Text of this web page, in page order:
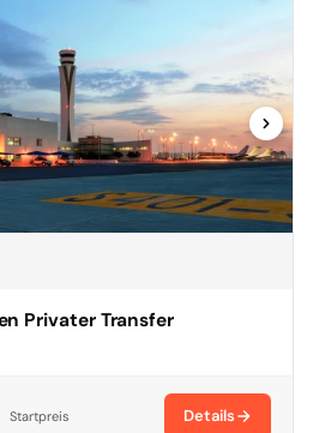
Privater Transfer
Startpreis Details